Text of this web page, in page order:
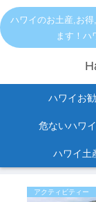
ハワイのお土産,お
ます！ハ
ハワイお
危ないハワ
ハワイ土
アクティビティー